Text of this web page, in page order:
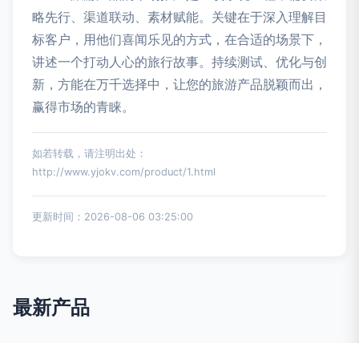
略先行、渠道联动、素材赋能。关键在于深入理解目
标客户，用他们喜闻乐见的方式，在合适的场景下，
讲述一个打动人心的旅行故事。持续测试、优化与创
新，方能在万千选择中，让您的旅游产品脱颖而出，
赢得市场的青睐。
如若转载，请注明出处：
http://www.yjokv.com/product/1.html
更新时间：2026-08-06 03:25:00
最新产品